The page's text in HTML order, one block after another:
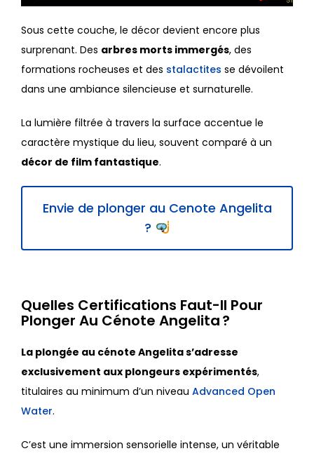
Sous cette couche, le décor devient encore plus
surprenant. Des arbres morts immergés, des
formations rocheuses et des stalactites se dévoilent
dans une ambiance silencieuse et surnaturelle.
La lumière filtrée à travers la surface accentue le
caractère mystique du lieu, souvent comparé à un
décor de film fantastique.
Envie de plonger au Cenote Angelita
?
Quelles Certifications Faut-Il Pour
Plonger Au Cénote Angelita ?
La plongée au cénote Angelita s’adresse
exclusivement aux plongeurs expérimentés,
titulaires au minimum d’un niveau Advanced Open
Water.
C’est une immersion sensorielle intense, un véritable